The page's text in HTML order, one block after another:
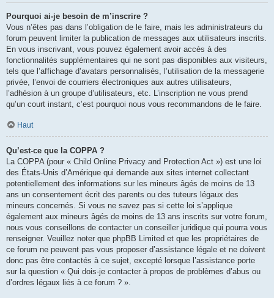
Pourquoi ai-je besoin de m’inscrire ?
Vous n’êtes pas dans l’obligation de le faire, mais les administrateurs du
forum peuvent limiter la publication de messages aux utilisateurs inscrits.
En vous inscrivant, vous pouvez également avoir accès à des
fonctionnalités supplémentaires qui ne sont pas disponibles aux visiteurs,
tels que l’affichage d’avatars personnalisés, l’utilisation de la messagerie
privée, l’envoi de courriers électroniques aux autres utilisateurs,
l’adhésion à un groupe d’utilisateurs, etc. L’inscription ne vous prend
qu’un court instant, c’est pourquoi nous vous recommandons de le faire.
Haut
Qu’est-ce que la COPPA ?
La COPPA (pour « Child Online Privacy and Protection Act ») est une loi
des États-Unis d’Amérique qui demande aux sites internet collectant
potentiellement des informations sur les mineurs âgés de moins de 13
ans un consentement écrit des parents ou des tuteurs légaux des
mineurs concernés. Si vous ne savez pas si cette loi s’applique
également aux mineurs âgés de moins de 13 ans inscrits sur votre forum,
nous vous conseillons de contacter un conseiller juridique qui pourra vous
renseigner. Veuillez noter que phpBB Limited et que les propriétaires de
ce forum ne peuvent pas vous proposer d’assistance légale et ne doivent
donc pas être contactés à ce sujet, excepté lorsque l’assistance porte
sur la question « Qui dois-je contacter à propos de problèmes d’abus ou
d’ordres légaux liés à ce forum ? ».